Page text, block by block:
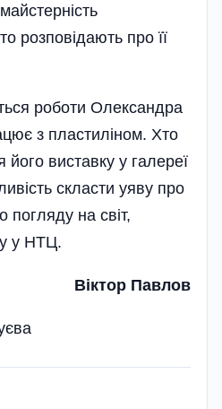
розповідають про її
роботи Олександра
з пластиліном. Хто
його виставку у галереї
скласти уяву про
погляду на світ,
у НТЦ.
Віктор Павлов